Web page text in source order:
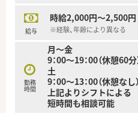
給与
時給2,000円～2,500円
※経験、年齢により異なる
勤務
時間
月～金
9：00～19：00（休憩60分
土
9：00～13：00（休憩なし）
上記よりシフトによる
短時間も相談可能